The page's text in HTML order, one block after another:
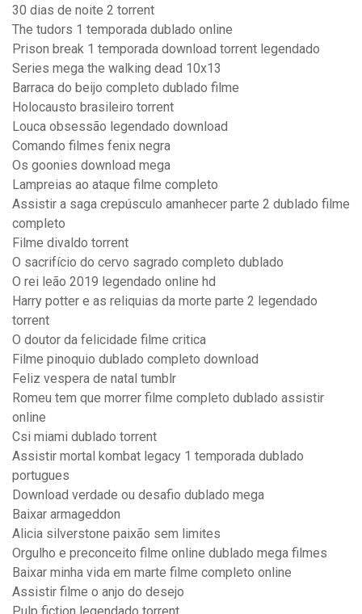
30 dias de noite 2 torrent
The tudors 1 temporada dublado online
Prison break 1 temporada download torrent legendado
Series mega the walking dead 10x13
Barraca do beijo completo dublado filme
Holocausto brasileiro torrent
Louca obsessão legendado download
Comando filmes fenix negra
Os goonies download mega
Lampreias ao ataque filme completo
Assistir a saga crepúsculo amanhecer parte 2 dublado filme
completo
Filme divaldo torrent
O sacrifício do cervo sagrado completo dublado
O rei leão 2019 legendado online hd
Harry potter e as reliquias da morte parte 2 legendado
torrent
O doutor da felicidade filme critica
Filme pinoquio dublado completo download
Feliz vespera de natal tumblr
Romeu tem que morrer filme completo dublado assistir
online
Csi miami dublado torrent
Assistir mortal kombat legacy 1 temporada dublado
portugues
Download verdade ou desafio dublado mega
Baixar armageddon
Alicia silverstone paixão sem limites
Orgulho e preconceito filme online dublado mega filmes
Baixar minha vida em marte filme completo online
Assistir filme o anjo do desejo